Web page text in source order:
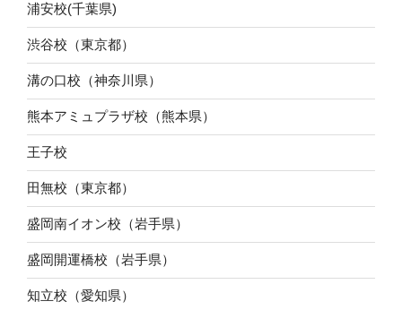
浦安校(千葉県)
渋谷校（東京都）
溝の口校（神奈川県）
熊本アミュプラザ校（熊本県）
王子校
田無校（東京都）
盛岡南イオン校（岩手県）
盛岡開運橋校（岩手県）
知立校（愛知県）